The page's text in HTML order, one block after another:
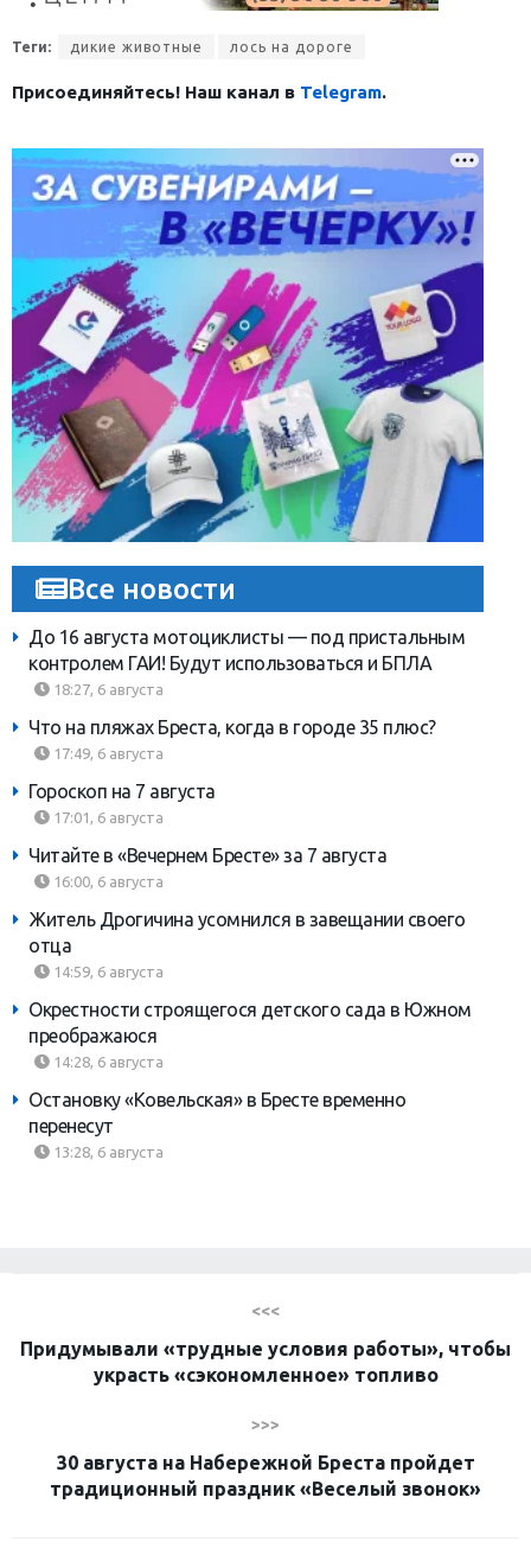
Теги: дикие животные лось на дороге
Присоединяйтесь! Наш канал в Telegram.
Все новости
До 16 августа мотоциклисты — под пристальным
контролем ГАИ! Будут использоваться и БПЛА
18:27, 6 августа
Что на пляжах Бреста, когда в городе 35 плюс?
17:49, 6 августа
Гороскоп на 7 августа
17:01, 6 августа
Читайте в «Вечернем Бресте» за 7 августа
16:00, 6 августа
Житель Дрогичина усомнился в завещании своего
отца
14:59, 6 августа
Окрестности строящегося детского сада в Южном
преображаюся
14:28, 6 августа
Остановку «Ковельская» в Бресте временно
перенесут
13:28, 6 августа
<<<
Придумывали «трудные условия работы», чтобы
украсть «сэкономленное» топливо
>>>
30 августа на Набережной Бреста пройдет
традиционный праздник «Веселый звонок»